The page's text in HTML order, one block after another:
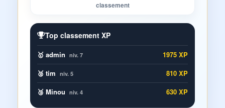
classement
Top classement XP
🥇 admin niv. 7
1975 XP
🥈 tim niv. 5
810 XP
🥉 Minou niv. 4 630 XP